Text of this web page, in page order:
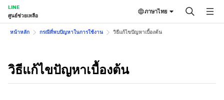
LINE
ศูนย์ช่วยเหลือ
ภาษาไทย
หน้าหลัก กรณีที่พบปัญหาในการใช้งาน วิธีแก้ไขปัญหาเบื้องต้น
วิธีแก้ไขปัญหาเบื้องต้น